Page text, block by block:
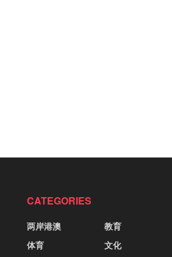
CATEGORIES
两岸港澳
体育
教育
文化